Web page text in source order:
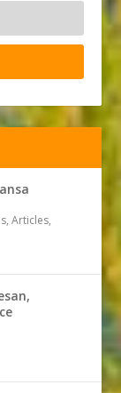
Articles,